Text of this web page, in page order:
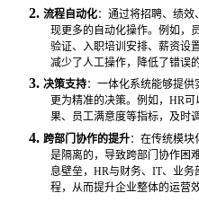
2. 流程自动化：通过将招聘、绩效
现更多的自动化操作。例如，
验证、入职培训安排、薪资设
减少了人工操作，降低了错误的
3. 决策支持：一体化系统能够提
更为精准的决策。例如， HR可
果、员工满意度等指标，及时
4. 跨部门协作的提升：在传统模块
是隔离的，导致跨部门协作困
息壁垒，HR与财务、IT、业
程，从而提升企业整体的运营效